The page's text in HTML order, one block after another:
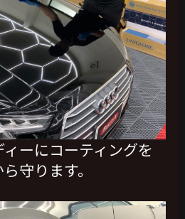
ーにコーティングを
守ります。